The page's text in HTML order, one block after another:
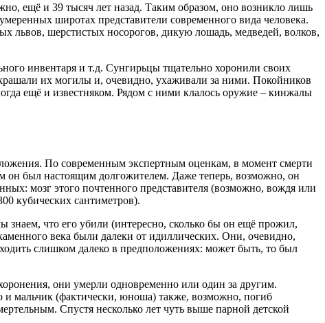
ещё и 39 тысяч лет назад. Таким образом, оно возникло лишь
широтах представители современного вида человека.
львов, шерстистых носорогов, дикую лошадь, медведей, волков,
инвентаря и т.д. Сунгирьцы тщательно хоронили своих
их могилы и, очевидно, ухаживали за ними. Покойников
ещё и известняком. Рядом с ними клалось оружие – кинжалы
По современным экспертным оценкам, в момент смерти
он был настоящим долгожителем. Даже теперь, возможно, он
мозг этого почтенного представителя (возможно, вождя или
кубических сантиметров).
знаем, что его убили (интересно, сколько бы он ещё прожил,
века были далеки от идиллических. Они, очевидно,
слишком далеко в предположениях: может быть, то был
они умерли одновременно или один за другим.
и мальчик (фактически, юноша) также, возможно, погиб
Спустя несколько лет чуть выше парной детской